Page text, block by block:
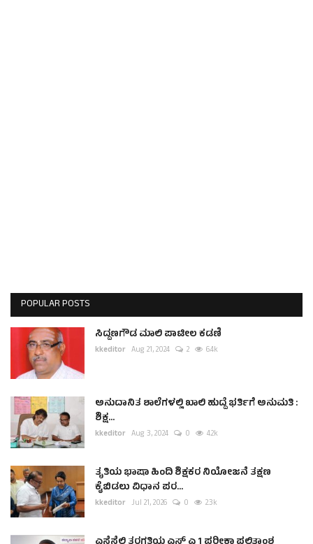
POPULAR POSTS
ಸಿದ್ದಣಗೌಡ ಮಾಲಿ ಪಾಟೀಲ ಕಡಣಿ
kkeditor Aug 21, 2024 2 6.4k
ಅನುದಾನಿತ ಶಾಲೆಗಳಲ್ಲಿ ಖಾಲಿ ಹುದ್ದೆ ಭರ್ತಿಗೆ ಅನುಮತಿ :
ಶಿಕ್ಷ...
kkeditor Aug 3, 2024 0 4.2k
ತೃತಿಯ ಭಾಷಾ ಹಿಂದಿ ಶಿಕ್ಷಕರ ನಿಯೋಜನೆ ತಕ್ಷಣ
ಕೈಬಿಡಲು ವಿಧಾನ ಪರ...
kkeditor Jul 21, 2026 0 2.3k